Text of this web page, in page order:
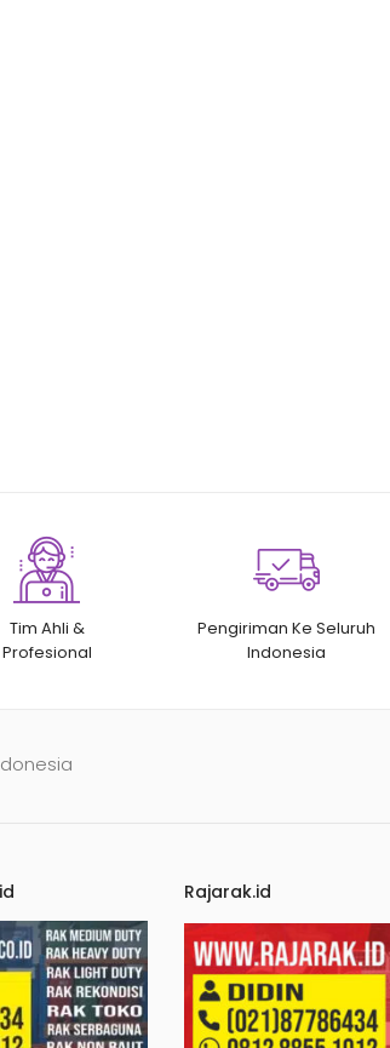
Tim Ahli &
Profesional
Pengiriman Ke Seluruh
Indonesia
Rajarak.id